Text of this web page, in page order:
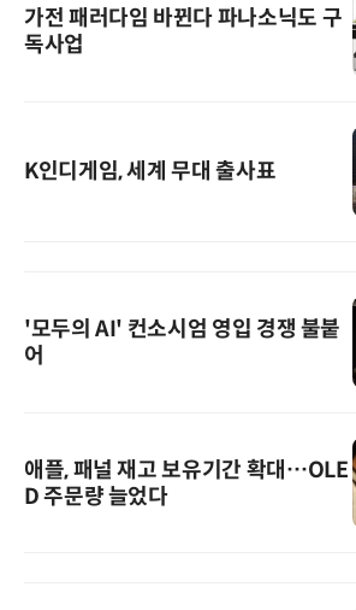
가전 패러다임 바뀐다 파나소닉도 구
독사업
K인디게임, 세계 무대 출사표
'모두의 AI' 컨소시엄 영입 경쟁 불붙
어
애플, 패널 재고 보유기간 확대…OLE
D 주문량 늘었다